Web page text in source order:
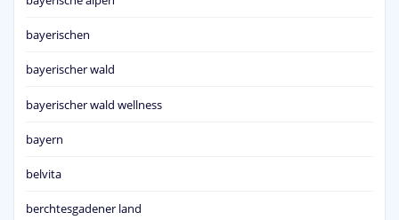
bayerischen
bayerischer wald
bayerischer wald wellness
bayern
belvita
berchtesgadener land